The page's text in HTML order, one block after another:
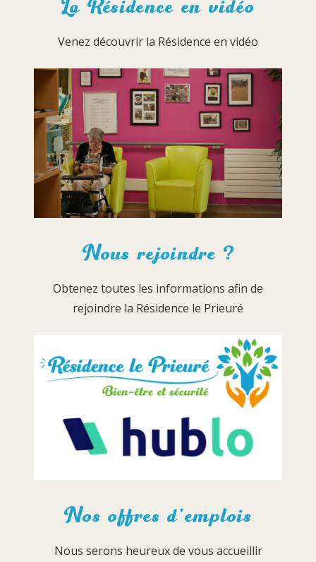
Venez découvrir la Résidence en vidéo
Nous rejoindre ?
Obtenez toutes les informations afin de
rejoindre la Résidence le Prieuré
Nos offres d’emplois
Nous serons heureux de vous accueillir